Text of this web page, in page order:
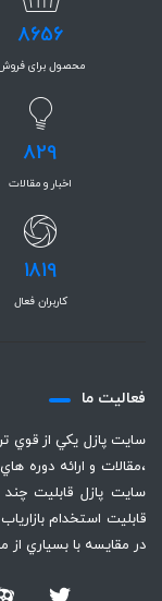
8656
محصول برای
829
اخبار و مقالات
1819
کاربران فعال
فعاليت ما
سايت پازل يكي از قوي
،‌مقالات و ارائه دوره
قابليت استخدام
در مقايسه با بسياري